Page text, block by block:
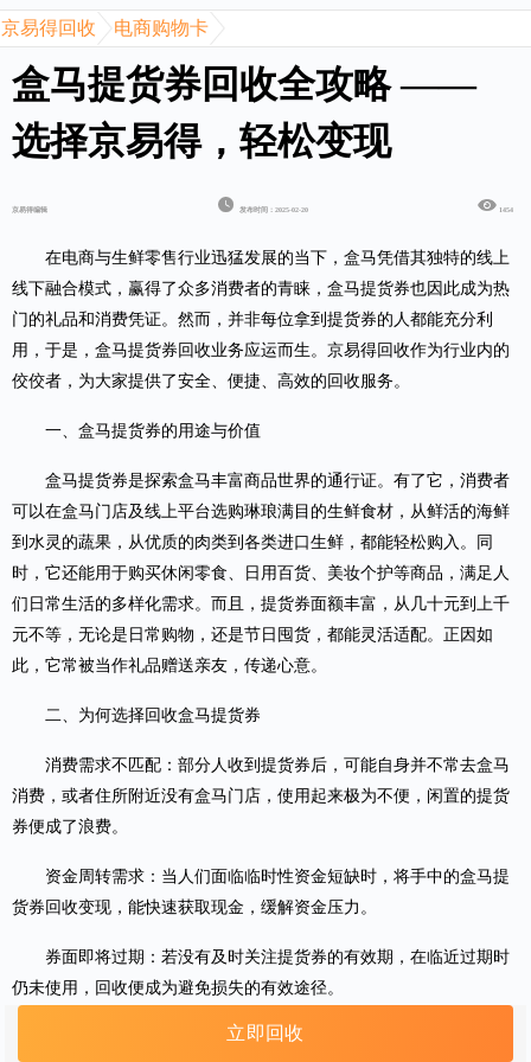
京易得回收 电商购物卡
盒马提货券回收全攻略 ——
选择京易得，轻松变现
京易得编辑 发布时间：2025-02-20 1454
在电商与生鲜零售行业迅猛发展的当下，盒马凭借其独特的线上
线下融合模式，赢得了众多消费者的青睐，盒马提货券也因此成为热
门的礼品和消费凭证。然而，并非每位拿到提货券的人都能充分利
用，于是，盒马提货券回收业务应运而生。京易得回收作为行业内的
佼佼者，为大家提供了安全、便捷、高效的回收服务。
一、盒马提货券的用途与价值
盒马提货券是探索盒马丰富商品世界的通行证。有了它，消费者
可以在盒马门店及线上平台选购琳琅满目的生鲜食材，从鲜活的海鲜
到水灵的蔬果，从优质的肉类到各类进口生鲜，都能轻松购入。同
时，它还能用于购买休闲零食、日用百货、美妆个护等商品，满足人
们日常生活的多样化需求。而且，提货券面额丰富，从几十元到上千
元不等，无论是日常购物，还是节日囤货，都能灵活适配。正因如
此，它常被当作礼品赠送亲友，传递心意。
二、为何选择回收盒马提货券
消费需求不匹配：部分人收到提货券后，可能自身并不常去盒马
消费，或者住所附近没有盒马门店，使用起来极为不便，闲置的提货
券便成了浪费。
资金周转需求：当人们面临临时性资金短缺时，将手中的盒马提
货券回收变现，能快速获取现金，缓解资金压力。
券面即将过期：若没有及时关注提货券的有效期，在临近过期时
仍未使用，回收便成为避免损失的有效途径。
三、为何选择京易得回收立即回收